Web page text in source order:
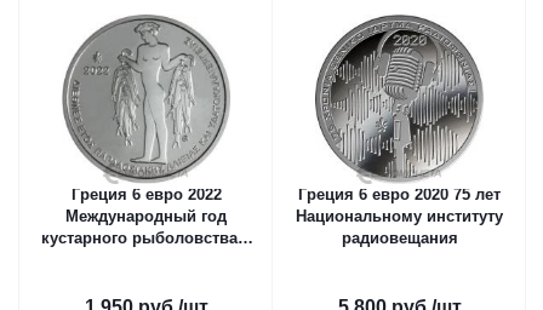
Греция 6 евро 2022
Международный год
кустарного рыболовства и
Греция 6 евро 2020 75 лет
Национальному институту
радиовещания